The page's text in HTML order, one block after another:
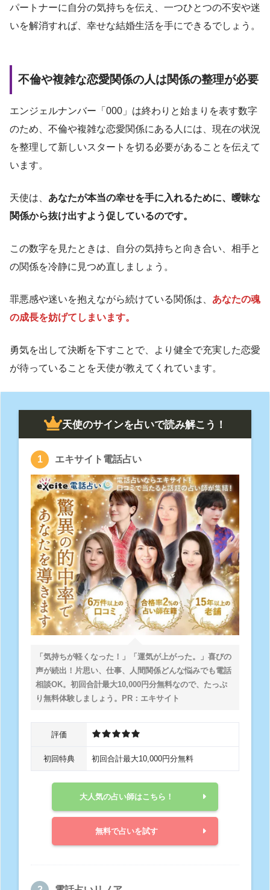
パートナーに自分の気持ちを伝え、一つひとつの不安や迷
いを解消すれば、幸せな結婚生活を手にできるでしょう。
不倫や複雑な恋愛関係の人は関係の整理が必要
エンジェルナンバー「000」は終わりと始まりを表す数字
のため、不倫や複雑な恋愛関係にある人には、現在の状況
を整理して新しいスタートを切る必要があることを伝えて
います。
天使は、 あなたが本当の幸せを手に入れるために、曖昧な
関係から抜け出すよう促しているのです。
この数字を見たときは、自分の気持ちと向き合い、相手と
の関係を冷静に見つめ直しましょう。
罪悪感や迷いを抱えながら続けている関係は、 あなたの魂
の成長を妨げてしまいます。
勇気を出して決断を下すことで、より健全で充実した恋愛
が待っていることを天使が教えてくれています。
天使のサインを占いで読み解こう！
エキサイト電話占い
「気持ちが軽くなった！」「運気が上がった。」喜びの
声が続出！片思い、仕事、人間関係どんな悩みでも電話
相談OK。 初回合計最大10,000円分無料なので、たっぷ
り無料体験しましょう。PR：エキサイト
評価
初回特典 初回合計最大10,000円分無料
大人気の占い師はこちら！
無料で占いを試す